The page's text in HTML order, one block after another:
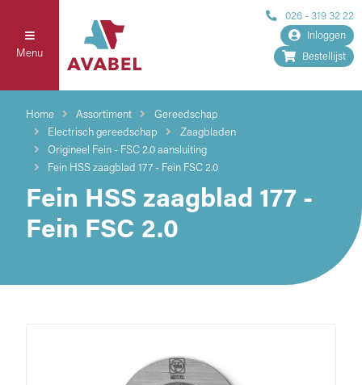
Menu
026 - 319 32 22
Inloggen
Bestellijst
Home Assortiment
Gereedschap
Electrisch gereedschap
Zaagbladen
Origineel Fein - FSC 2.0 aansluiting
Fein HSS zaagblad 177 - Fein FSC 2.0
Fein HSS zaagblad 177 -
Fein FSC 2.0